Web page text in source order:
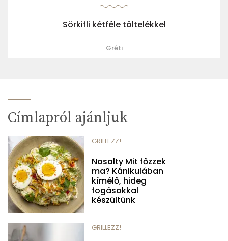
Sörkifli kétféle töltelékkel
Gréti
Címlapról ajánljuk
GRILLEZZ!
Nosalty Mit főzzek
ma? Kánikulában
kímélő, hideg
fogásokkal
készültünk
GRILLEZZ!